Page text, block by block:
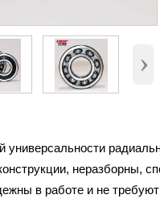
›
универсальности
неразборны,
в работе и не
(d)
(D)